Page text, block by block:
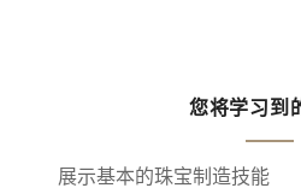
您将学习到
展示基本的珠宝制造技能